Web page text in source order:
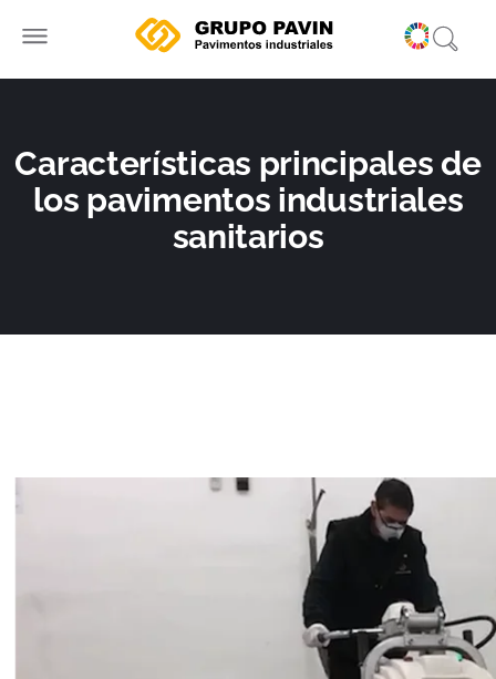
Características principales de
los pavimentos industriales
sanitarios